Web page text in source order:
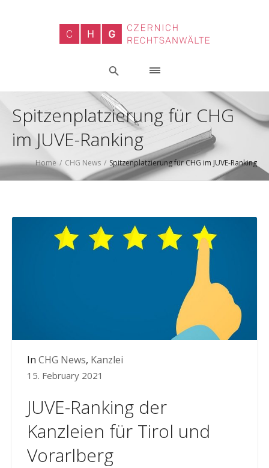
Spitzenplatzierung für CHG
im JUVE-Ranking
Home / CHG News / Spitzenplatzierung für CHG im JUVE-Ranking
In CHG News, Kanzlei
15. February 2021
JUVE-Ranking der
Kanzleien für Tirol und
Vorarlberg